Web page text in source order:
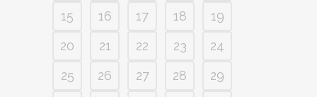
15
16 17 18
19
20
21 22 23
24
25
26 27 28
29